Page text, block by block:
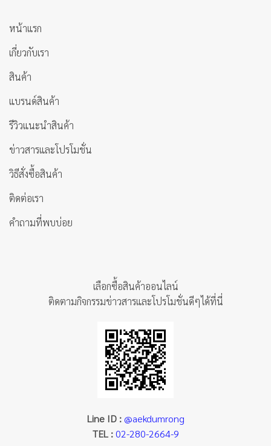
หน้าแรก
เกี่ยวกับเรา
สินค้า
แบรนด์สินค้า
รีวิวแนะนำสินค้า
ข่าวสารและโปรโมชั่น
วิธีสั่งซื้อสินค้า
ติดต่อเรา
คำถามที่พบบ่อย
เลือกซื้อสินค้าออนไลน์
ติดตามกิจกรรมข่าวสารและโปรโมชั่นดีๆได้ที่นี่
Line ID : @aekdumrong
TEL : 02-280-2664-9